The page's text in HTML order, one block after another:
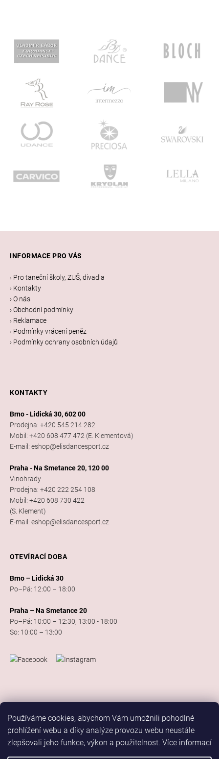
Používáme cookies, abychom Vám umožnili pohodlné
prohlížení webu a díky analýze provozu webu neustále
zlepšovali jeho funkce, výkon a použitelnost. Více informací
INFORMACE PRO VÁS
› Pro taneční školy, ZUŠ, divadla
› Kontakty
› O nás
› Obchodní podmínky
› Reklamace
› Podmínky vrácení peněz
› Podmínky ochrany osobních údajů
KONTAKTY
Brno - Lidická 30, 602 00
Prodejna: +420 545 214 282
Mobil: +420 608 477 472 (E. Klementová)
E-mail: eshop@elisdancesport.cz
Praha - Na Smetance 20, 120 00
Vinohrady
Prodejna: +420 222 254 108
Mobil: +420 608 730 422
(S. Klement)
E-mail: eshop@elisdancesport.cz
OTEVÍRACÍ DOBA
Brno – Lidická 30
Po–Pá: 12:00 – 18:00
Praha – Na Smetance 20
Po–Pá: 10:00 – 12:30, 13:00 - 18:00
So: 10:00 – 13:00
Vytvořil Shoptet